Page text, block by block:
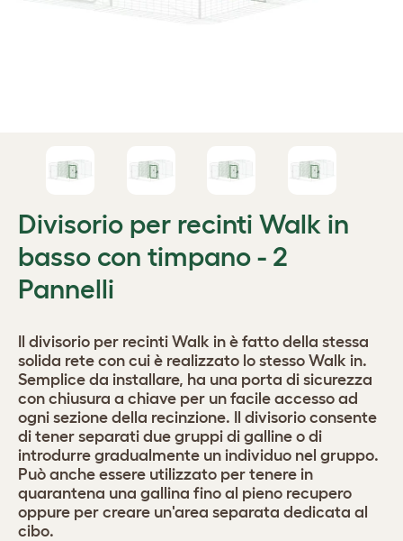
Divisorio per recinti Walk in
basso con timpano - 2
Pannelli
Il divisorio per recinti Walk in è fatto della stessa
solida rete con cui è realizzato lo stesso Walk in.
Semplice da installare, ha una porta di sicurezza
con chiusura a chiave per un facile accesso ad
ogni sezione della recinzione. Il divisorio consente
di tener separati due gruppi di galline o di
introdurre gradualmente un individuo nel gruppo.
Può anche essere utilizzato per tenere in
quarantena una gallina fino al pieno recupero
oppure per creare un'area separata dedicata al
cibo.